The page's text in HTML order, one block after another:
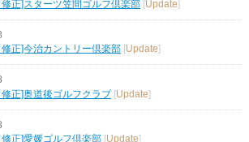
正]スターツ笠間ゴルフ倶楽部 [Update]
修正]今治カントリー倶楽部 Update
正]奥道後ゴルフクラブ [Update]
修正]愛媛ゴルフ倶楽部 Update